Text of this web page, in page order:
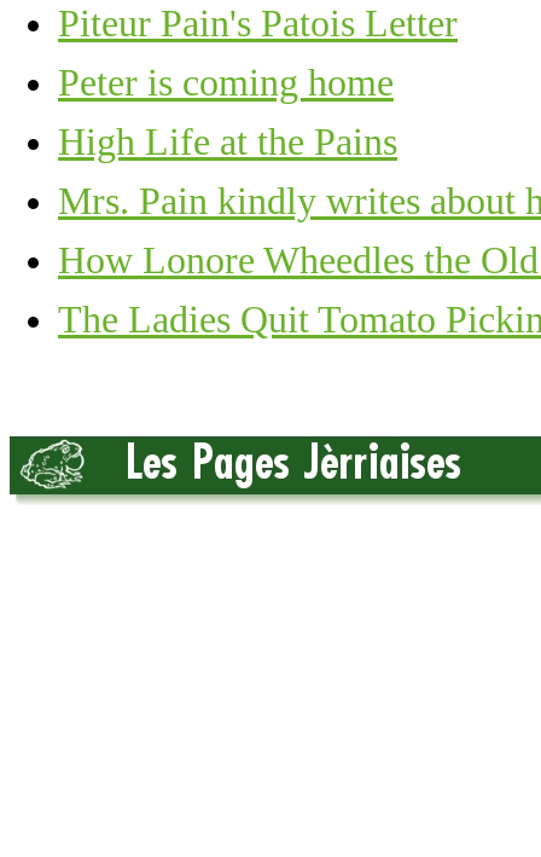
Piteur Pain's Patois Letter
Peter is coming home
High Life at the Pains
Mrs. Pain kindly writes about
How Lonore Wheedles the
The Ladies Quit Tomato